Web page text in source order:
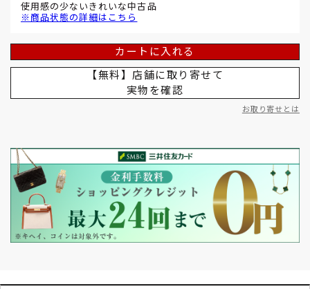
使用感の少ないきれいな中古品
※商品状態の詳細はこちら
カートに入れる
【無料】店舗に取り寄せて
実物を確認
お取り寄せとは